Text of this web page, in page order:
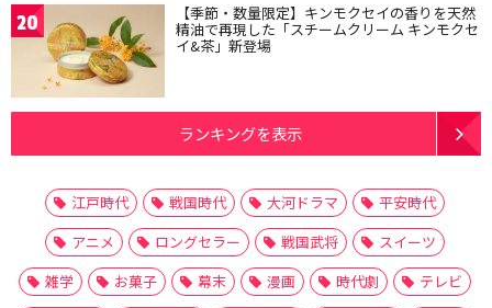
20 【季節・数量限定】キンモクセイの香りを天然
精油で再現した「スチームクリーム キンモクセ
イ&茶」新登場
ランキングを表示
江戸時代 戦国時代 大河ドラマ
平安時代
アニメ
ロングセラー 戦国武将
スイーツ
雑学
お菓子 幕末 漫画 時代劇
テレビ